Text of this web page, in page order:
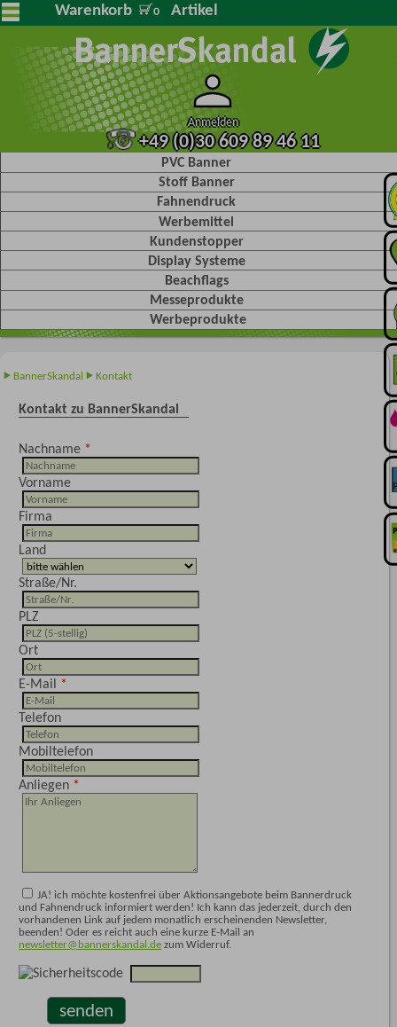
Warenkorb 0 Artikel
Anmelden
+49 (0)30 609 89 46 11
PVC Banner
Stoff Banner
Fahnendruck
Werbemittel
Kundenstopper
Display Systeme
Beachflags
Messeprodukte
Werbeprodukte
BannerSkandal Kontakt
Kontakt zu BannerSkandal
Nachname
Vorname
Firma
Land
Straße/Nr.
PLZ
Ort
E-Mail
Telefon
Mobiltelefon
Anliegen
JA! ich möchte kostenfrei über Aktionsangebote beim Bannerdruck
und Fahnendruck informiert werden! Ich kann das jederzeit, durch den
vorhandenen Link auf jedem monatlich erscheinenden Newsletter,
beenden! Oder es reicht auch eine kurze E-Mail an
newsletter@bannerskandal.de zum Widerruf.
senden